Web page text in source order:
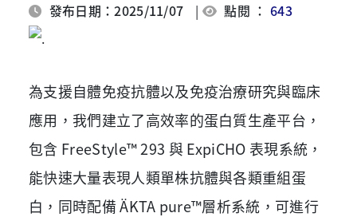
發布日期：2025/11/07 | 點閱 ：643
為支援自體免疫抗體以及免疫治療研究與臨床
應用，我們建立了高效率的蛋白質生產平台，
包含 FreeStyle™ 293 與 ExpiCHO 表現系統，
能快速大量表現人類單株抗體與各類重組蛋
白，同時配備 ÄKTA pure™層析系統，可進行